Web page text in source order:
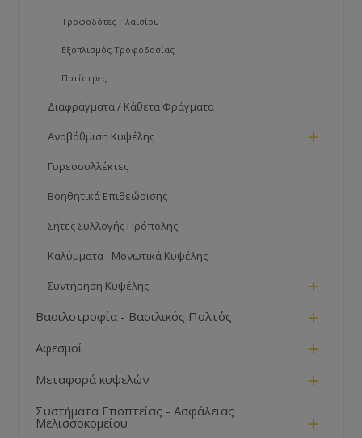
Τροφοδότες Πλαισίου
Εξοπλισμός Τροφοδοσίας
Ποτίστρες
Διαφράγματα / Κάθετα Φράγματα
Αναβάθμιση Κυψέλης +
Γυρεοσυλλέκτες
Βοηθητικά Επιθεώρισης
Σήτες Συλλογής Πρόπολης
Καλύμματα - Μονωτικά Κυψέλης
Συντήρηση Κυψέλης +
Βασιλοτροφία - Βασιλικός Πολτός +
Αφεσμοί +
Μεταφορά κυψελών +
Συστήματα Εποπτείας - Ασφάλειας
Μελισσοκομείου +